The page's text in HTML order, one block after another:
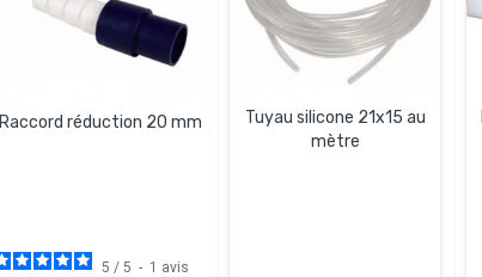
Raccord réduction 20 mm
5 / 5 - 1 avis
Tuyau silicone 21x15 au
mètre